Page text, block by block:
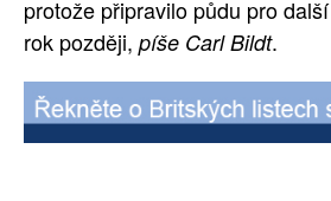
protože připravilo půdu pro
rok později, píše Carl Bildt.